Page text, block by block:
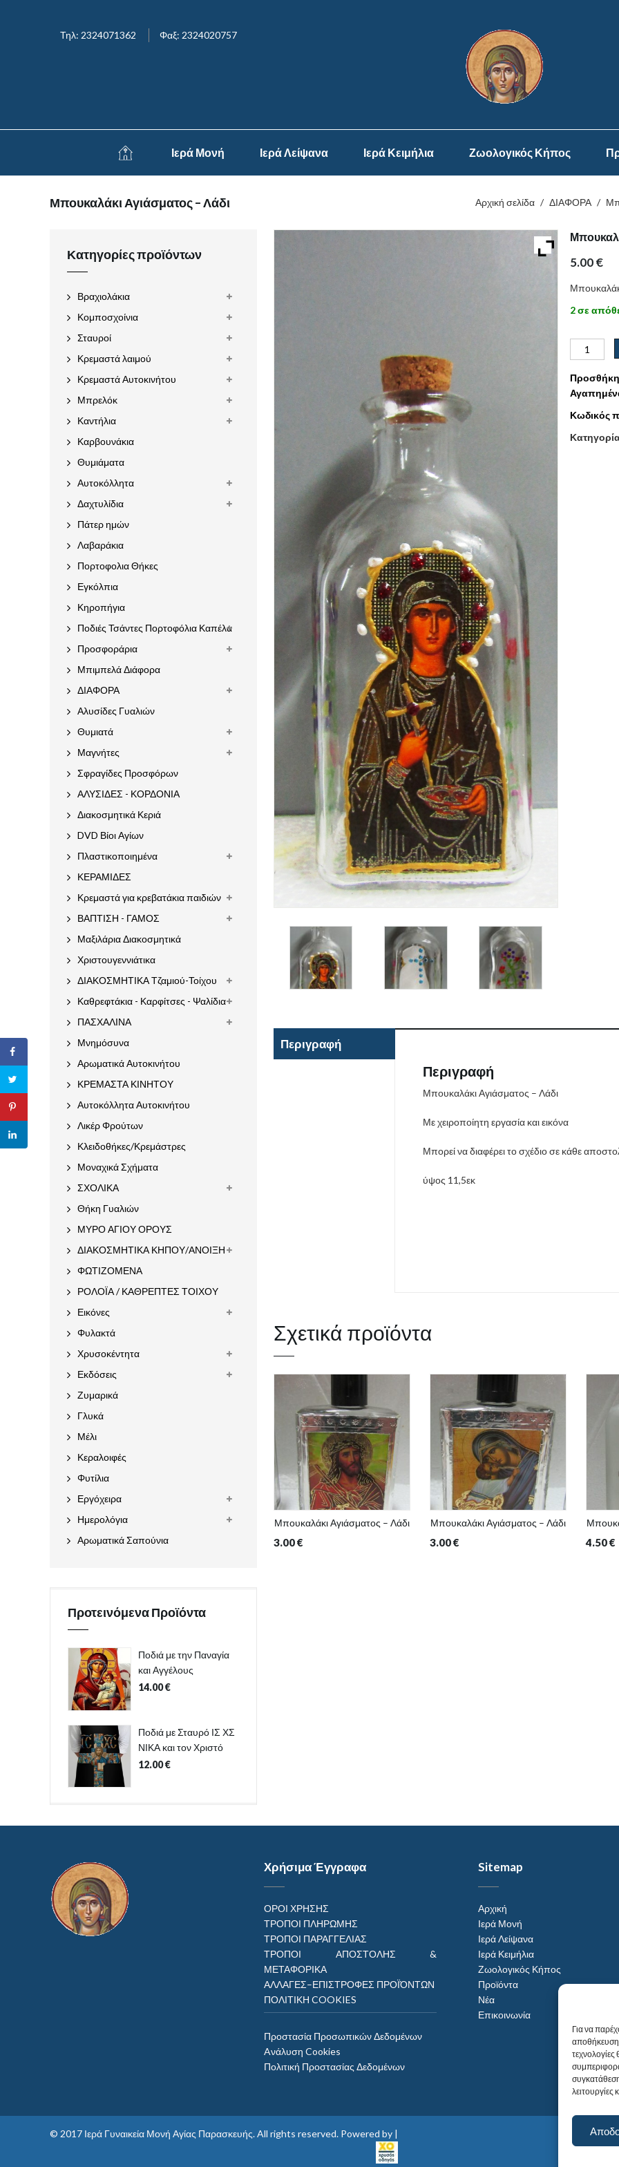
Για να
αποθήκευση
λειτουργίες
Τηλ: 2324071362 Φαξ: 2324020757
Ιερά Μονή Ιερά Λείψανα Ιερά Κειμήλια Ζωολογικός Κήπος
Μπουκαλάκι Αγιάσματος – Λάδι Αρχική σελίδα / ΔΙΑΦΟΡΑ /
5.00€
2 σε
Κωδικός
Περιγραφή
Περιγραφή
Μπουκαλάκι Αγιάσματος – Λάδι
Με χειροποίητη εργασία και εικόνα
Μπορεί να διαφέρει το σχέδιο σε κάθε
ύψος 11,5εκ
Σχετικά προϊόντα
Μπουκαλάκι Αγιάσματος – Λάδι
3.00€
Μπουκαλάκι Αγιάσματος – Λάδι
3.00€ 4.50€
Κατηγορίες προϊόντων
Βραχιολάκια
Κομποσχοίνια
Σταυροί
Κρεμαστά λαιμού
Κρεμαστά Αυτοκινήτου
Μπρελόκ
Καντήλια
Καρβουνάκια
Θυμιάματα
Αυτοκόλλητα
Δαχτυλίδια
Πάτερ ημών
Λαβαράκια
Πορτοφολια Θήκες
Εγκόλπια
Κηροπήγια
Ποδιές Τσάντες Πορτοφόλια Καπέλα
Προσφοράρια
Μπιμπελά Διάφορα
ΔΙΑΦΟΡΑ
Αλυσίδες Γυαλιών
Θυμιατά
Μαγνήτες
Σφραγίδες Προσφόρων
ΑΛΥΣΙΔΕΣ - ΚΟΡΔΟΝΙΑ
Διακοσμητικά Κεριά
DVD Βίοι Αγίων
Πλαστικοποιημένα
ΚΕΡΑΜΙΔΕΣ
Κρεμαστά για κρεβατάκια παιδιών
ΒΑΠΤΙΣΗ - ΓΑΜΟΣ
Μαξιλάρια Διακοσμητικά
Χριστουγεννιάτικα
ΔΙΑΚΟΣΜΗΤΙΚΑ Τζαμιού-Τοίχου
Καθρεφτάκια - Καρφίτσες - Ψαλίδια
ΠΑΣΧΑΛΙΝΑ
Μνημόσυνα
Αρωματικά Αυτοκινήτου
ΚΡΕΜΑΣΤΑ ΚΙΝΗΤΟΥ
Αυτοκόλλητα Αυτοκινήτου
Λικέρ Φρούτων
Κλειδοθήκες/Κρεμάστρες
Μοναχικά Σχήματα
ΣΧΟΛΙΚΑ
Θήκη Γυαλιών
ΜΥΡΟ ΑΓΙΟΥ ΟΡΟΥΣ
ΔΙΑΚΟΣΜΗΤΙΚΑ ΚΗΠΟΥ/ΑΝΟΙΞΗ
ΦΩΤΙΖΟΜΕΝΑ
ΡΟΛΟΪΑ / ΚΑΘΡΕΠΤΕΣ ΤΟΙΧΟΥ
Εικόνες
Φυλακτά
Χρυσοκέντητα
Εκδόσεις
Ζυμαρικά
Γλυκά
Μέλι
Κεραλοιφές
Φυτίλια
Εργόχειρα
Ημερολόγια
Αρωματικά Σαπούνια
Προτεινόμενα Προϊόντα
Ποδιά με την Παναγία
και Αγγέλους
14.00€
Ποδιά με Σταυρό ΙΣ ΧΣ
ΝΙΚΑ και τον Χριστό
12.00€
Χρήσιμα Έγγραφα
ΟΡΟΙ ΧΡΗΣΗΣ
ΤΡΟΠΟΙ ΠΛΗΡΩΜΗΣ
ΤΡΟΠΟΙ ΠΑΡΑΓΓΕΛΙΑΣ
ΤΡΟΠΟΙ ΑΠΟΣΤΟΛΗΣ &
ΜΕΤΑΦΟΡΙΚΑ
ΑΛΛΑΓΕΣ–ΕΠΙΣΤΡΟΦΕΣ ΠΡΟΪΌΝΤΩΝ
ΠΟΛΙΤΙΚΗ COOKIES
Προστασία Προσωπικών Δεδομένων
Aνάλυση Cookies
Πολιτική Προστασίας Δεδομένων
Sitemap
Αρχική
Ιερά Μονή
Ιερά Λείψανα
Ιερά Κειμήλια
Ζωολογικός Κήπος
Προϊόντα
Νέα
Επικοινωνία
© 2017 Ιερά Γυναικεία Μονή Αγίας Παρασκευής. All rights reserved. Powered by |